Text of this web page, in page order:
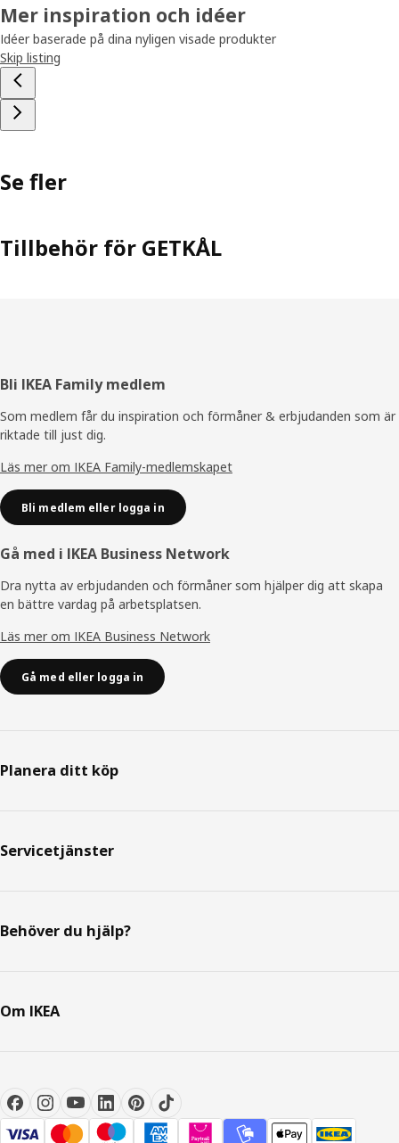
Mer inspiration och idéer
Idéer baserade på dina nyligen visade produkter
Skip listing
Se fler
Tillbehör för GETKÅL
Sidfot
Bli IKEA Family medlem
Som medlem får du inspiration och förmåner & erbjudanden som är
riktade till just dig.
Läs mer om IKEA Family-medlemskapet
Bli medlem eller logga in
Gå med i IKEA Business Network
Dra nytta av erbjudanden och förmåner som hjälper dig att skapa
en bättre vardag på arbetsplatsen.
Läs mer om IKEA Business Network
Gå med eller logga in
Planera ditt köp
Servicetjänster
Behöver du hjälp?
Om IKEA